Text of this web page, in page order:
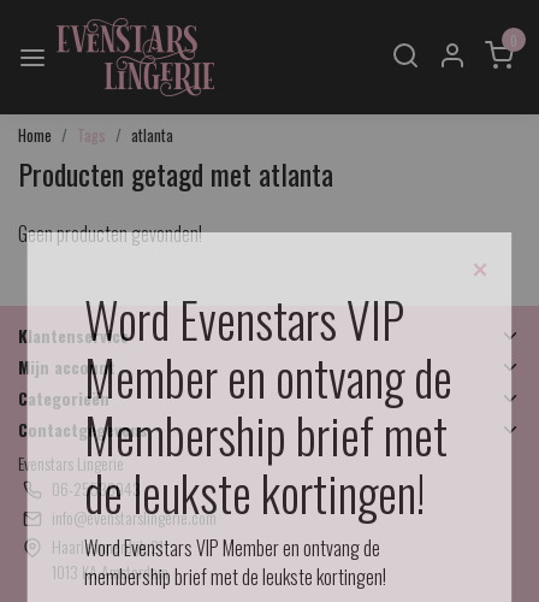
0
Home Tags atlanta
Producten getagd met atlanta
Geen producten gevonden!
Klantenservice
Mijn account
Categorieën
Contactgegevens
Evenstars Lingerie
06-25536043
info@evenstarslingerie.com
Haarlemmerdijk 21
1013 KA Amsterdam
×
Word Evenstars VIP
Member en ontvang de
Membership brief met
de leukste kortingen!
Word Evenstars VIP Member en ontvang de
membership brief met de leukste kortingen!